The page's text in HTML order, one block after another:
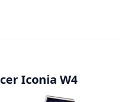
Iconia W4